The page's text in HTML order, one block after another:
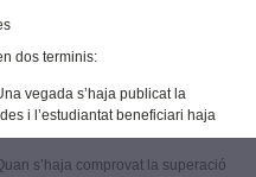
dos terminis:
vegada s’haja publicat la
i l’estudiantat beneficiari haja
s’haja comprovat la superació